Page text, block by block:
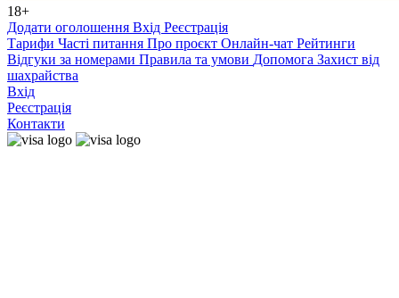
18+
Додати оголошення Вхід Реєстрація
Тарифи Часті питання Про проєкт Онлайн-чат Рейтинги
Відгуки за номерами Правила та умови Допомога Захист від
шахрайства
Вхід
Реєстрація
Контакти